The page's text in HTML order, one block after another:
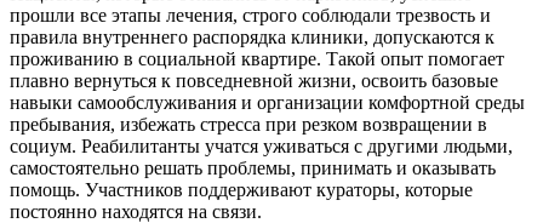
прошли все этапы лечения, строго соблюдали трезвость и
правила внутреннего распорядка клиники, допускаются к
проживанию в социальной квартире. Такой опыт помогает
плавно вернуться к повседневной жизни, освоить базовые
навыки самообслуживания и организации комфортной среды
пребывания, избежать стресса при резком возвращении в
социум. Реабилитанты учатся уживаться с другими людьми,
самостоятельно решать проблемы, принимать и оказывать
помощь. Участников поддерживают кураторы, которые
постоянно находятся на связи.